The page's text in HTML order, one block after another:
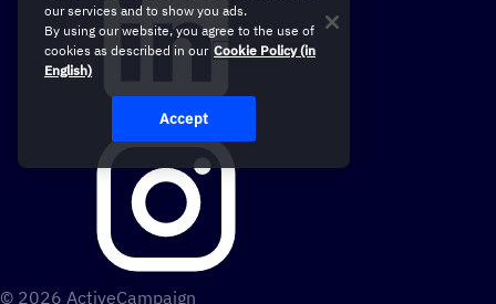
© 2026 ActiveCampaign
our services and to show you ads.
By using our website, you agree to the use of
cookies as described in our Cookie Policy (in
English)
Accept